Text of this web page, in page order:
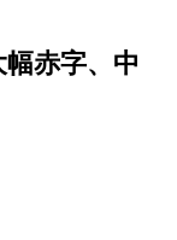
赤字、中